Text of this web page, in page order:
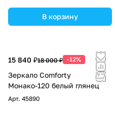
В корзину
15 840 ₽18 000 ₽ -12%
Зеркало Comforty
Монако-120 белый глянец
Арт. 45890